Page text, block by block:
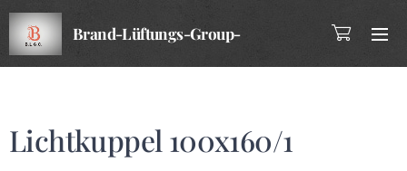
Brand-Lüftungs-Group-
Lichtkuppel 100x160/1